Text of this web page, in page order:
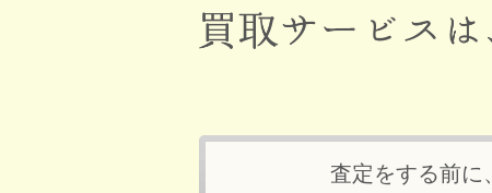
査定をする前に